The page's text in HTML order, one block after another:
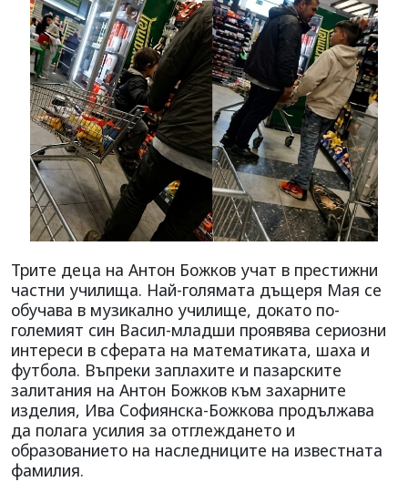
Трите деца на Антон Божков учат в престижни
частни училища. Най-голямата дъщеря Мая се
обучава в музикално училище, докато по-
големият син Васил-младши проявява сериозни
интереси в сферата на математиката, шаха и
футбола. Въпреки заплахите и пазарските
залитания на Антон Божков към захарните
изделия, Ива Софиянска-Божкова продължава
да полага усилия за отглеждането и
образованието на наследниците на известната
фамилия.